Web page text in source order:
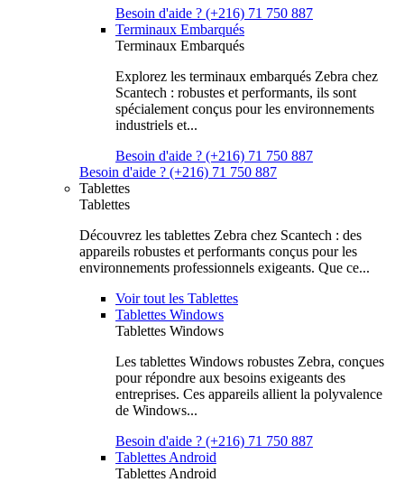
Besoin d'aide ? (+216) 71 750 887
Terminaux Embarqués
Terminaux Embarqués
Explorez les terminaux embarqués Zebra chez
Scantech : robustes et performants, ils sont
spécialement conçus pour les environnements
industriels et...
Besoin d'aide ? (+216) 71 750 887
Besoin d'aide ? (+216) 71 750 887
Tablettes
Tablettes
Découvrez les tablettes Zebra chez Scantech : des
appareils robustes et performants conçus pour les
environnements professionnels exigeants. Que ce...
Voir tout les Tablettes
Tablettes Windows
Tablettes Windows
Les tablettes Windows robustes Zebra, conçues
pour répondre aux besoins exigeants des
entreprises. Ces appareils allient la polyvalence
de Windows...
Besoin d'aide ? (+216) 71 750 887
Tablettes Android
Tablettes Android